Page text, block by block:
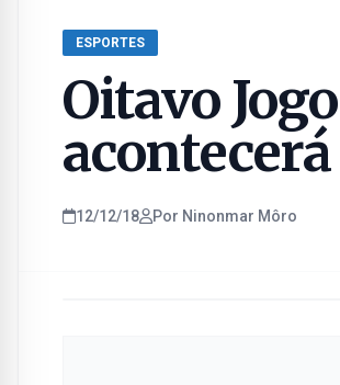
ESPORTES
Oitavo
12/12/18 Por Ninonmar Môro